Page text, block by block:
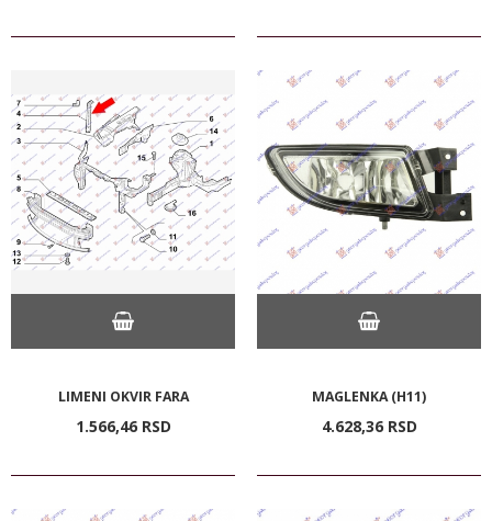
LIMENI OKVIR FARA
1.566,46 RSD
MAGLENKA (H11)
4.628,36 RSD